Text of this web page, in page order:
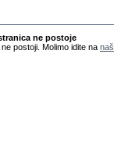
ne postoje
postoji. Molimo idite na